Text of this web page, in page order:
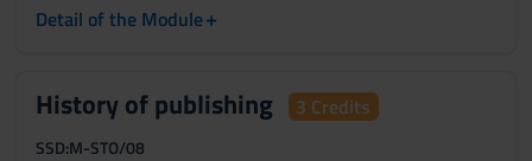
Detail of the Module+
History of publishing 3 Credits
SSD:M-STO/08